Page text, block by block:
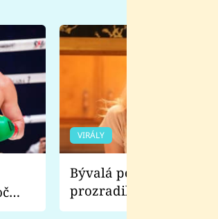
než
VIRÁLY
Bývalá pornoherečka
prozradila, co ji
natáčení Euforie.